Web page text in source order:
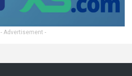
- Advertisement -